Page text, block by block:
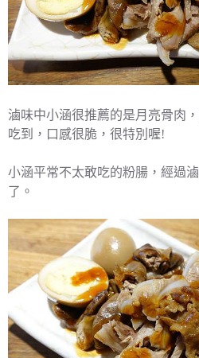
滷味中小涵很推薦的是月亮骨肉
吃到，口感很脆，很特別喔!
小涵平常不太敢吃的粉腸，經過
了。